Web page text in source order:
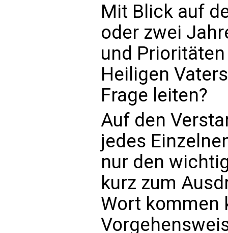
Mit Blick auf
oder zwei
und
Heiligen
Frage leiten?
Auf den
jedes
nur den
kurz zum
Wort kommen